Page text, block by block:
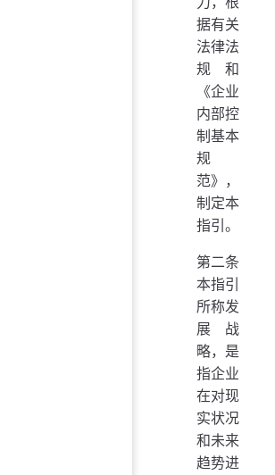
据有关
法律法
规和
《企业
内部控
制基本
规
范》，
制定本
指引。
第二条
本指引
所称发
展战
略，是
指企业
在对现
实状况
和未来
趋势进